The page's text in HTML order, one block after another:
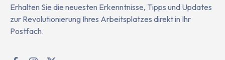
Erhalten Sie die neuesten Erkenntnisse, Tipps und Updates
zur Revolutionierung Ihres Arbeitsplatzes direkt in Ihr
Postfach.